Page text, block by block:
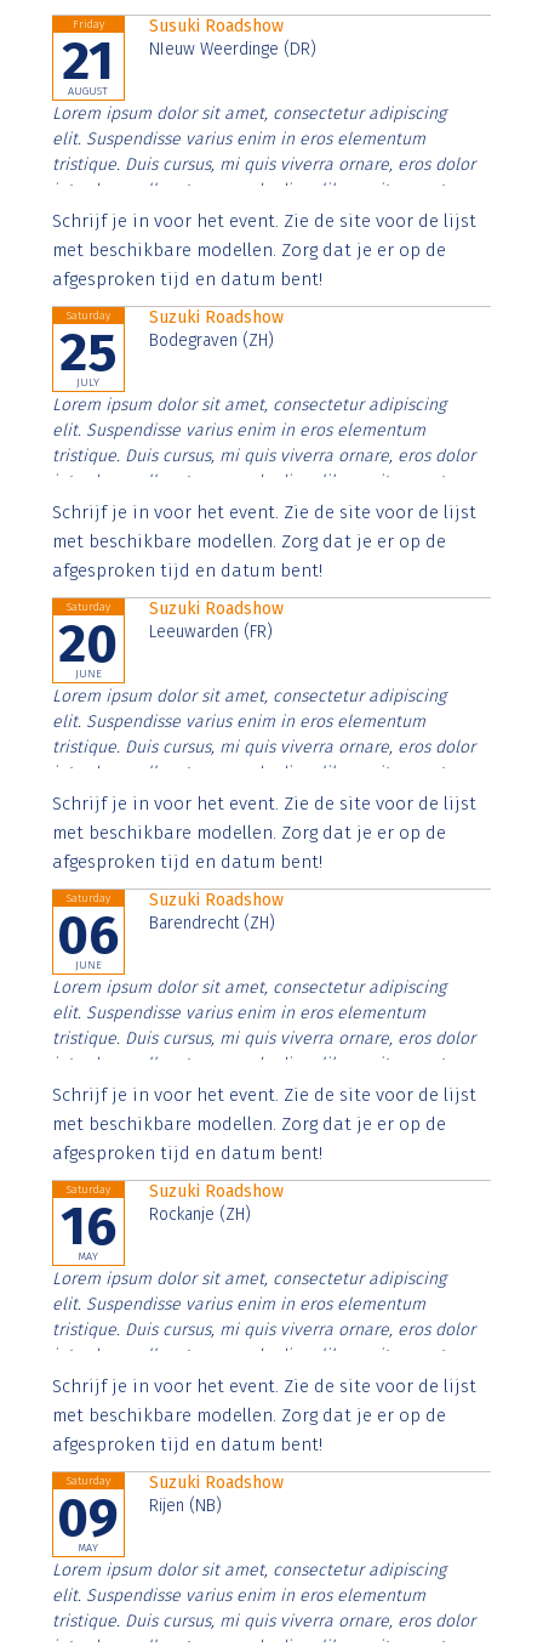
Friday
21
AUGUST
Susuki Roadshow
NIeuw Weerdinge (DR)
Lorem ipsum dolor sit amet, consectetur adipiscing
elit. Suspendisse varius enim in eros elementum
tristique. Duis cursus, mi quis viverra ornare, eros dolor
interdum nulla, ut commodo diam libero vitae erat.
Aenean faucibus nibh et justo cursus id rutrum lorem
imperdiet. Nunc ut sem vitae risus tristique posuere.
Schrijf je in voor het event. Zie de site voor de lijst
met beschikbare modellen. Zorg dat je er op de
afgesproken tijd en datum bent!
Saturday
25
JULY
Suzuki Roadshow
Bodegraven (ZH)
Lorem ipsum dolor sit amet, consectetur adipiscing
elit. Suspendisse varius enim in eros elementum
tristique. Duis cursus, mi quis viverra ornare, eros dolor
interdum nulla, ut commodo diam libero vitae erat.
Aenean faucibus nibh et justo cursus id rutrum lorem
imperdiet. Nunc ut sem vitae risus tristique posuere.
Schrijf je in voor het event. Zie de site voor de lijst
met beschikbare modellen. Zorg dat je er op de
afgesproken tijd en datum bent!
Saturday
20
JUNE
Suzuki Roadshow
Leeuwarden (FR)
Lorem ipsum dolor sit amet, consectetur adipiscing
elit. Suspendisse varius enim in eros elementum
tristique. Duis cursus, mi quis viverra ornare, eros dolor
interdum nulla, ut commodo diam libero vitae erat.
Aenean faucibus nibh et justo cursus id rutrum lorem
imperdiet. Nunc ut sem vitae risus tristique posuere.
Schrijf je in voor het event. Zie de site voor de lijst
met beschikbare modellen. Zorg dat je er op de
afgesproken tijd en datum bent!
Saturday
06
JUNE
Suzuki Roadshow
Barendrecht (ZH)
Lorem ipsum dolor sit amet, consectetur adipiscing
elit. Suspendisse varius enim in eros elementum
tristique. Duis cursus, mi quis viverra ornare, eros dolor
interdum nulla, ut commodo diam libero vitae erat.
Aenean faucibus nibh et justo cursus id rutrum lorem
imperdiet. Nunc ut sem vitae risus tristique posuere.
Schrijf je in voor het event. Zie de site voor de lijst
met beschikbare modellen. Zorg dat je er op de
afgesproken tijd en datum bent!
Saturday
16
MAY
Suzuki Roadshow
Rockanje (ZH)
Lorem ipsum dolor sit amet, consectetur adipiscing
elit. Suspendisse varius enim in eros elementum
tristique. Duis cursus, mi quis viverra ornare, eros dolor
interdum nulla, ut commodo diam libero vitae erat.
Aenean faucibus nibh et justo cursus id rutrum lorem
imperdiet. Nunc ut sem vitae risus tristique posuere.
Schrijf je in voor het event. Zie de site voor de lijst
met beschikbare modellen. Zorg dat je er op de
afgesproken tijd en datum bent!
Saturday
09
MAY
Suzuki Roadshow
Rijen (NB)
Lorem ipsum dolor sit amet, consectetur adipiscing
elit. Suspendisse varius enim in eros elementum
tristique. Duis cursus, mi quis viverra ornare, eros dolor
interdum nulla, ut commodo diam libero vitae erat.